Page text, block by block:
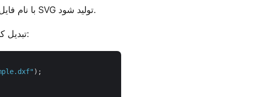
انجام تبدیل: متد convert() با نام فایل خروجی فراخوانی می‌شود تا فایل SVG تولید شود.
کد نمونه زیر نشان می‌دهد که چگونه DXF را به SVG در Java تبدیل کنیم:
);